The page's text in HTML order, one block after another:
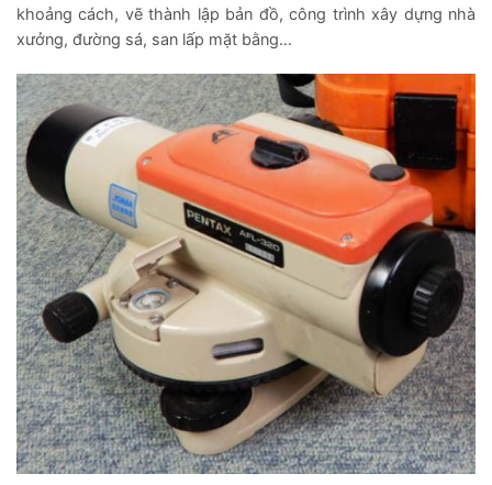
khoảng cách, vẽ thành lập bản đồ, công trình xây dựng nhà
xưởng, đường sá, san lấp mặt bằng…